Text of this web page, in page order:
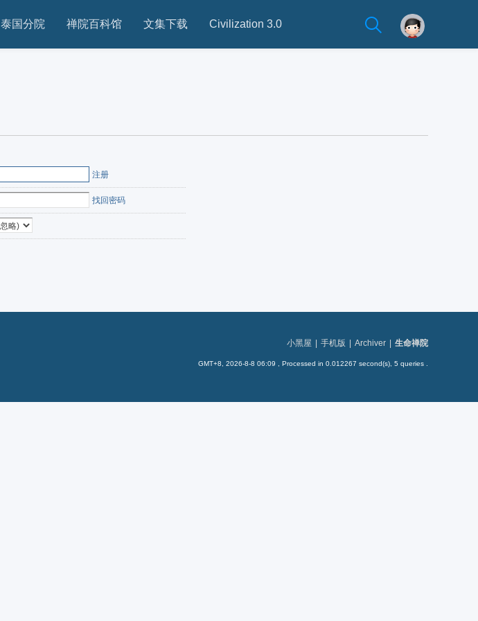
泰国分院 禅院百科馆 文集下载 Civilization 3.0
注册
找回密码
小黑屋 手机版 Archiver 生命禅院
GMT+8, 2026-8-8 06:09 , Processed in 0.012267 second(s), 5 queries .